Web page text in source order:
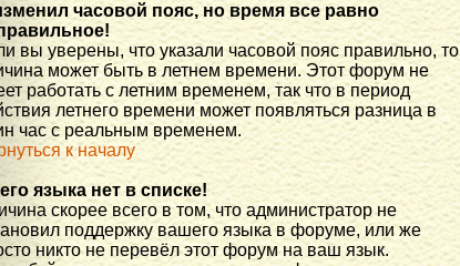
часовой пояс, но время все равно
вы уверены, что указали часовой пояс правильно, то
может быть в летнем времени. Этот форум не
работать с летним временем, так что в период
летнего времени может появляться разница в
час с реальным временем.
к началу
языка нет в списке!
скорее всего в том, что администратор не
поддержку вашего языка в форуме, или же
никто не перевёл этот форум на ваш язык.